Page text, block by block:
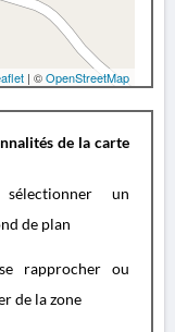
| ©OpenStreetMap
de la carte
un
de plan
rapprocher ou
de la zone